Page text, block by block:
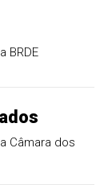
BRDE
Câmara dos